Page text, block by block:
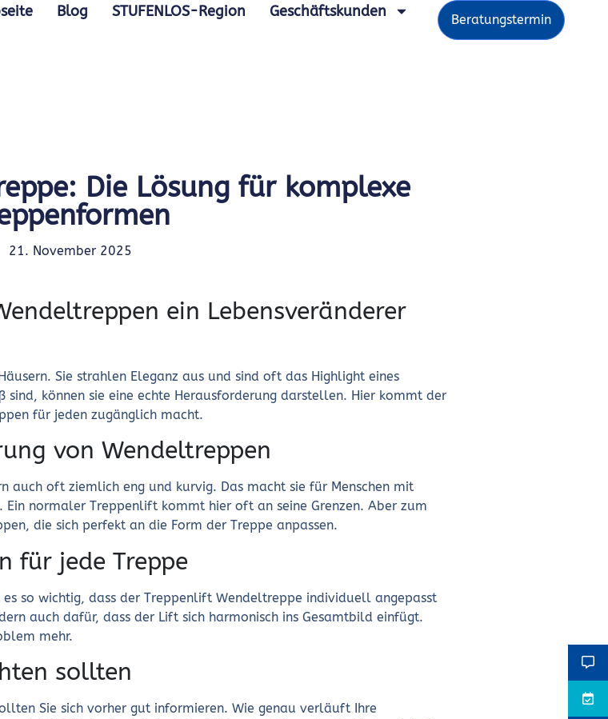
Blog STUFENLOS-Region Geschäftskunden Beratungstermin
Die Lösung für komplexe
21. November 2025
ein Lebensveränderer
Sie strahlen Eleganz aus und sind oft das Highlight eines
sind, können sie eine echte Herausforderung darstellen. Hier kommt der
für jeden zugänglich macht.
von Wendeltreppen
auch oft ziemlich eng und kurvig. Das macht sie für Menschen mit
Ein normaler Treppenlift kommt hier oft an seine Grenzen. Aber zum
die sich perfekt an die Form der Treppe anpassen.
für jede Treppe
so wichtig, dass der Treppenlift Wendeltreppe individuell angepasst
auch dafür, dass der Lift sich harmonisch ins Gesamtbild einfügt.
mehr.
sollten
Sie sich vorher gut informieren. Wie genau verläuft Ihre